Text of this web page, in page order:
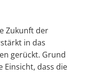
Zukunft der
in das
gerückt. Grund
Einsicht, dass die